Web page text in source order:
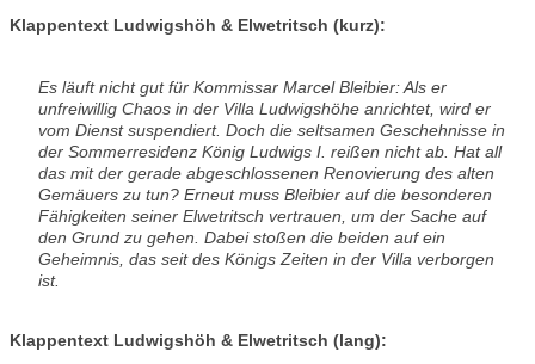
Klappentext Ludwigshöh & Elwetritsch (kurz):
Es läuft nicht gut für Kommissar Marcel Bleibier: Als er
unfreiwillig Chaos in der Villa Ludwigshöhe anrichtet, wird er
vom Dienst suspendiert. Doch die seltsamen Geschehnisse in
der Sommerresidenz König Ludwigs I. reißen nicht ab. Hat all
das mit der gerade abgeschlossenen Renovierung des alten
Gemäuers zu tun? Erneut muss Bleibier auf die besonderen
Fähigkeiten seiner Elwetritsch vertrauen, um der Sache auf
den Grund zu gehen. Dabei stoßen die beiden auf ein
Geheimnis, das seit des Königs Zeiten in der Villa verborgen
ist.
Klappentext Ludwigshöh & Elwetritsch (lang):